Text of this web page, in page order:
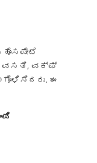
ಹೊಸಪೇಟೆ
ವಸತಿ, ವಕ್ಫ್
ಈ